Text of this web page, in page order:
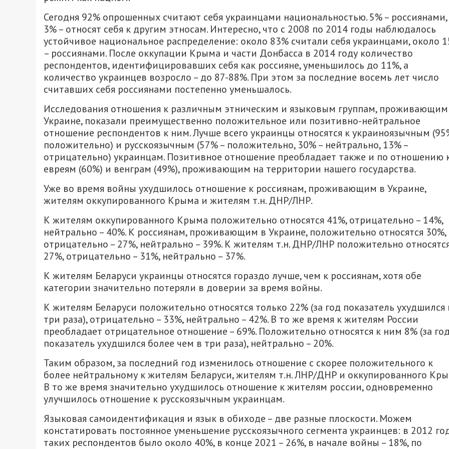
Сегодня 92% опрошенных считают себя украинцами национальностью. 5% – россиянами,
3% – относят себя к другим этносам. Интересно, что с 2008 по 2014 годы наблюдалось
устойчивое национальное распределение: около 83% считали себя украинцами, около
– россиянами. После оккупации Крыма и части Донбасса в 2014 году количество
респондентов, идентифицировавших себя как россияне, уменьшилось до 11%, а
количество украинцев возросло – до 87-88%. При этом за последние восемь лет число
считавших себя россиянами постепенно уменьшалось.
Исследования отношения к различным этническим и языковым группам,
Украине, показали преимущественно положительное или позитивно-нейтральное
отношение респондентов к ним. Лучше всего украинцы относятся к украиноязычным
положительно) и русскоязычным (57% – положительно, 30% – нейтрально, 13% –
отрицательно) украинцам. Позитивное отношение преобладает также и по отношению
евреям (60%) и венграм (49%), проживающим на территории нашего государства.
Уже во время войны ухудшилось отношение к россиянам, проживающим в Украине,
жителям оккупированного Крыма и жителям т.н. ДНР/ЛНР.
К жителям оккупированного Крыма положительно относятся 41%, отрицательно – 14%,
нейтрально – 40%. К россиянам, проживающим в Украине, положительно относятся 30%,
отрицательно – 27%, нейтрально – 39%. К жителям т.н. ДНР/ЛНР положительно
27%, отрицательно – 31%, нейтрально – 37%.
К жителям Беларуси украинцы относятся гораздо лучше, чем к россиянам, хотя обе
категории значительно потеряли в доверии за время войны.
К жителям Беларуси положительно относятся только 22% (за год показатель ухудшился
три раза), отрицательно – 33%, нейтрально – 42%. В то же время к жителям России
преобладает отрицательное отношение – 69%. Положительно относятся к ним 8% (за год
показатель ухудшился более чем в три раза), нейтрально – 20%.
Таким образом, за последний год изменилось отношение с скорее положительного к
более нейтральному к жителям Беларуси, жителям т.н. ЛНР/ДНР и оккупированного
В то же время значительно ухудшилось отношение к жителям россии, одновременно
улучшилось отношение к русскоязычным украинцам.
Языковая самоидентификация и язык в обиходе – две разные плоскости. Можем
констатировать постоянное уменьшение русскоязычного сегмента украинцев: в 2012
таких респондентов было около 40%, в конце 2021 – 26%, в начале войны – 18%, по